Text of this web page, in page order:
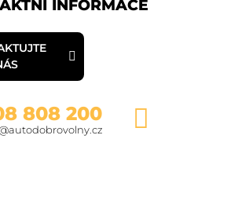
INFORMACE
808 200